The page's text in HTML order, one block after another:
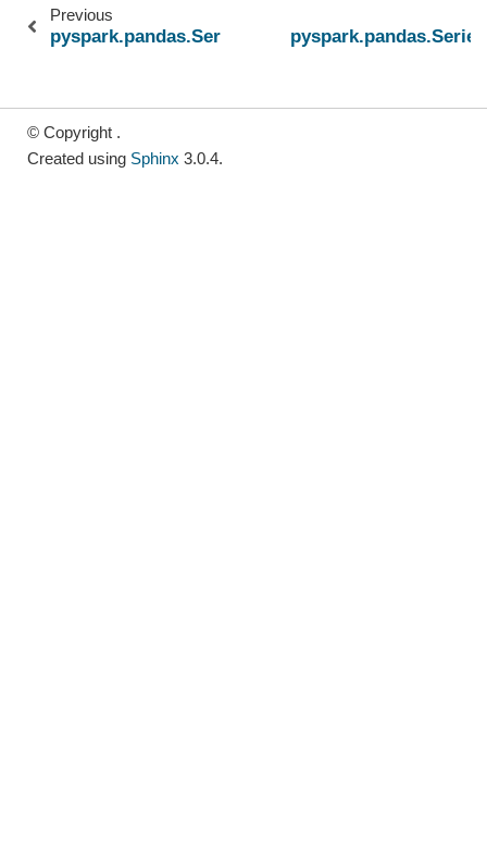
Previous
pyspark.pandas.Series.str.decode
© Copyright .
Created using Sphinx 3.0.4.